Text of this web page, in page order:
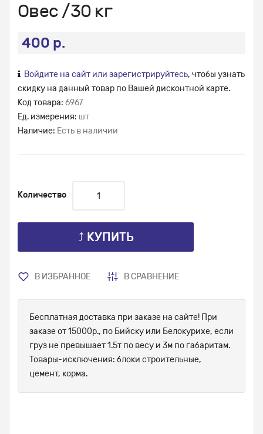
Овес /30 кг
400 р.
Войдите на сайт или зарегистрируйтесь, чтобы узнать
скидку на данный товар по Вашей дисконтной карте.
Код товара: 6967
Ед. измерения: шт
Наличие: Есть в наличии
Количество
⤴ КУПИТЬ
В ИЗБРАННОЕ В СРАВНЕНИЕ
Бесплатная доставка при заказе на сайте! При
заказе от 15000р., по Бийску или Белокурихе, если
груз не превышает 1.5т по весу и 3м по габаритам.
Товары-исключения: блоки строительные,
цемент, корма.